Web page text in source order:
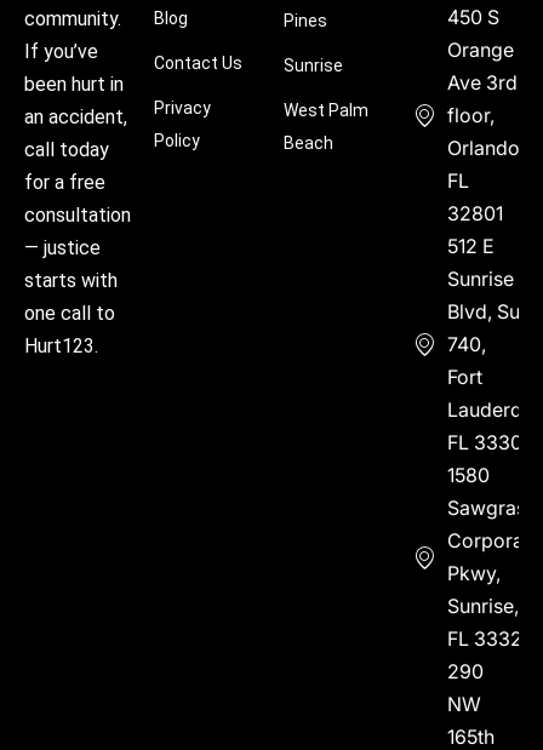
community.
If you’ve
been hurt in
an accident,
call today
for a free
consultation
— justice
starts with
one call to
Hurt123.
Blog
Contact Us
Privacy
Policy
Pines
Sunrise
West Palm
Beach
450 S
Orange
Ave 3rd
floor,
Orlando,
FL
32801
512 E
Sunrise
Blvd, Suite
740,
Fort
FL 33304
1580
Sawgrass
Corporate
Pkwy,
Sunrise,
FL 33323
290
NW
165th